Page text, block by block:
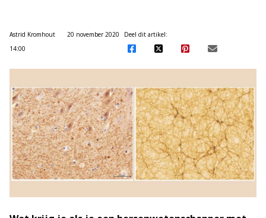
Astrid Kromhout
20 november 2020
14:00
Deel dit artikel: